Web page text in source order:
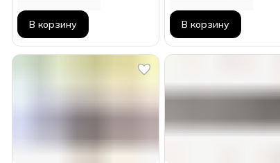
В корзину В корзину